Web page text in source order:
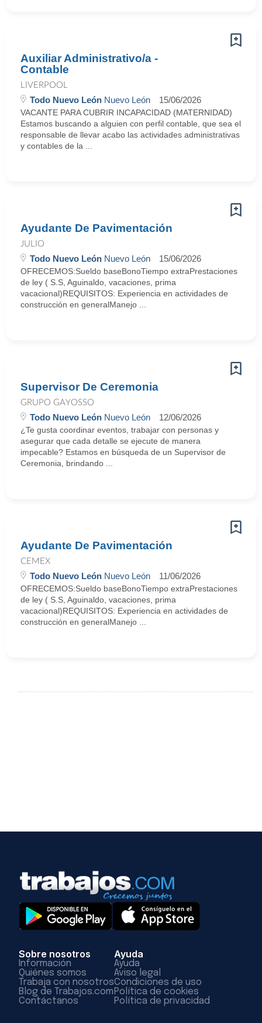
Auxiliar Administrativo/a -
Contable
LIVERPOOL
Todo Nuevo León Nuevo León 15/06/2026
VACANTE PARA CUBRIR INCAPACIDAD (MATERNIDAD)
Estamos buscando a alguien con perfil contable, que sea el
responsable de llevar acabo las actividades administrativas
y contables de la ...
Ayudante De Pavimentación
JULIO
Todo Nuevo León Nuevo León 15/06/2026
OFRECEMOS:Sueldo baseBonoTiempo extraPrestaciones
de ley ( S.S, Aguinaldo, vacaciones, prima
vacacional)REQUISITOS: Experiencia en actividades de
construcción en generalManejo ...
Supervisor De Ceremonia
GRUPO GAYOSSO
Todo Nuevo León Nuevo León 12/06/2026
¿Te gusta coordinar eventos, trabajar con personas y
asegurar que cada detalle se ejecute de manera
impecable? Estamos en búsqueda de un Supervisor de
Ceremonia, brindando ...
Ayudante De Pavimentación
CEMEX
Todo Nuevo León Nuevo León 11/06/2026
OFRECEMOS:Sueldo baseBonoTiempo extraPrestaciones
de ley ( S.S, Aguinaldo, vacaciones, prima
vacacional)REQUISITOS: Experiencia en actividades de
construcción en generalManejo ...
Sobre nosotros
Información
Quiénes somos
Trabaja con nosotros
Blog de Trabajos.com
Contáctanos
Ayuda
Ayuda
Aviso legal
Condiciones de uso
Política de cookies
Política de privacidad